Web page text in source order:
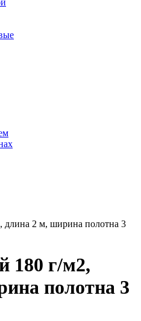
длина 2 м, ширина полотна 3
180 г/м2,
полотна 3